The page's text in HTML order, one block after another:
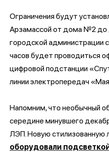
Ограничения будут
Арзамассой от дома №2 до
городской администрации
часов будет проводиться
цифровой подстанции
линии электропередач
Напомним, что необычный
середине минувшего
ЛЭП. Новую стилизованную
оборудовали